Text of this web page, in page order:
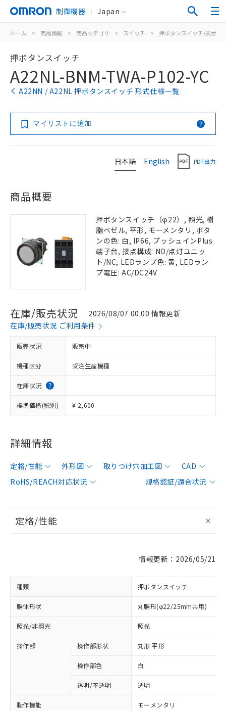
制御機器 Japan
ホーム > 商品情報 > 商品カテゴリ > スイッチ > 押ボタンスイッチ/表示灯
押ボタンスイッチ
A22NL-BNM-TWA-P102-YC
A22NN / A22NL 押ボタンスイッチ 形式仕様一覧
マイリストに追加
日本語 English PDF出力
商品概要
押ボタンスイッチ（φ22）, 照光, 樹
脂ベゼル, 平形, モーメンタリ, ボタ
ンの色: 白, IP66, プッシュインPlus
端子台, 接点構成: NO/点灯ユニッ
ト/NC, LEDランプ色: 黄, LEDラン
プ電圧: AC/DC24V
在庫/販売状況
2026/08/07 00:00 情報更新
在庫/販売状況 ご利用条件
販売状況 販売中
機種区分 受注生産機種
在庫状況
標準価格(税別) ¥ 2,600
詳細情報
定格/性能 外形図 取りつけ穴加工図
CAD
RoHS/REACH対応状況
規格認証/適合状況
定格/性能
情報更新：2026/05/21
種類 押ボタンスイッチ
胴体形状 丸胴形(φ22/25mm共用)
照光/非照光 照光
操作部 操作部形状 丸形 平形
操作部色 白
透明/不透明 透明
動作機能 モーメンタリ